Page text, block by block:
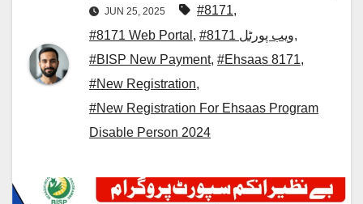
JUN 25, 2025 #8171,
#8171 Web Portal , #8171 ویب پورٹل,
#BISP New Payment, #Ehsaas 8171,
#New Registration,
#New Registration For Ehsaas Program
Disable Person 2024